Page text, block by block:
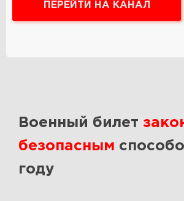
ПЕРЕЙТИ НА КАНАЛ
Военный билет
безопасным
году